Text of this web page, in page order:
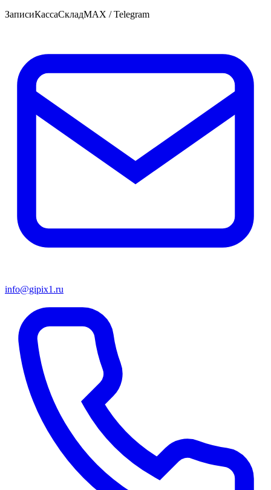
ЗаписиКассаСкладMAX / Telegram
info@gipix1.ru